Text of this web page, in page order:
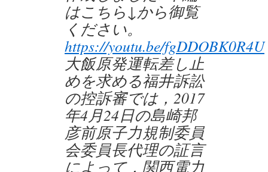
はこちら↓から御覧
ください。
https://youtu.be/fgDDOBK0R4U
大飯原発運転差し止
めを求める福井訴訟
の控訴審では，2017
年4月24日の島崎邦
彦前原子力規制委員
会委員長代理の証言
によって，関西電力